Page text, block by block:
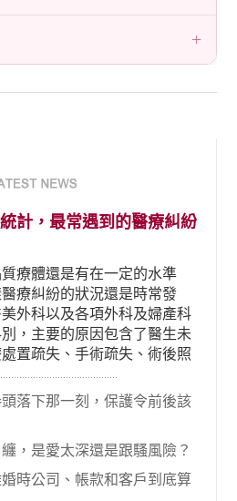
計，最常遇到的醫療糾紛
療體還是有在一定的水準
療糾紛的狀況還是時常發
外科以及各項外科及婦產科
，主要的原因包含了醫生未
置疏失、手術疏失、術後照
收取。雖然醫學進步，但醫
糾紛還是經常發生。很多案
流程，我們如果不幸遇到相
，有些案例…
落下那一刻，保護令前後該
，是愛太深還是跟騷風險？
時公司、帳款和客戶到底算